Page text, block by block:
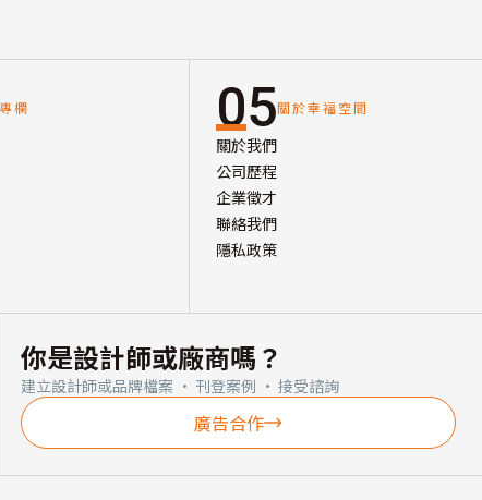
欄 05關於幸福空間
關於我們
公司歷程
企業徵才
聯絡我們
隱私政策
你是設計師或廠商嗎？
建立設計師或品牌檔案 · 刊登案例 · 接受諮詢
廣告合作